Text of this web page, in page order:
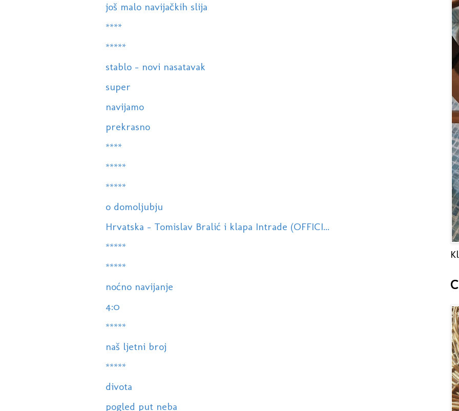
još malo navijačkih slija
****
*****
stablo - novi nasatavak
super
navijamo
prekrasno
****
*****
*****
o domoljubju
Hrvatska - Tomislav Bralić i klapa Intrade (OFFICI...
*****
*****
noćno navijanje
4:0
*****
naš ljetni broj
*****
divota
pogled put neba